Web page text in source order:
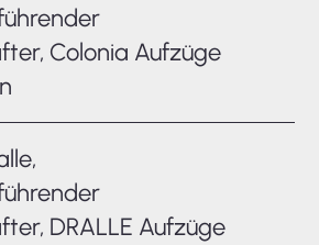
Colonia Aufzüge
DRALLE Aufzüge